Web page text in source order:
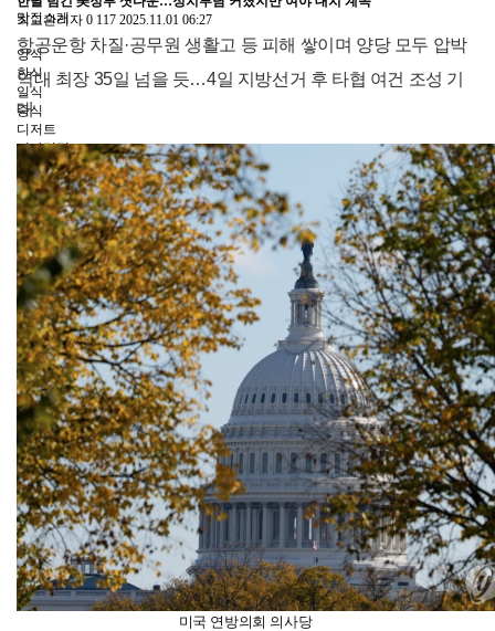
맛집소개
양식
한식
일식
중식
디저트
기타맛집
요기어때?
전문가컬럼
동호회
파워에이전트
한인업소록
최고관리자 0 117 2025.11.01 06:27
항공운항 차질·공무원 생활고 등 피해 쌓이며 양당 모두 압박
역대 최장 35일 넘을 듯…4일 지방선거 후 타협 여건 조성 기
대
미국 연방의회 의사당